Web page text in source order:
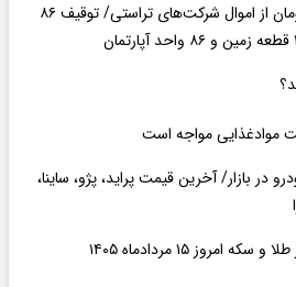
تهاتر ۱۶۷۳ میلیارد تومان از اموال شرکت‌های تراستی/ توقیف ۸۶
موادغذایی مواجه است
در بازار/ آخرین قیمت پراید، پژو، ساینا،
۱۵ مردادماه ۱۴۰۵